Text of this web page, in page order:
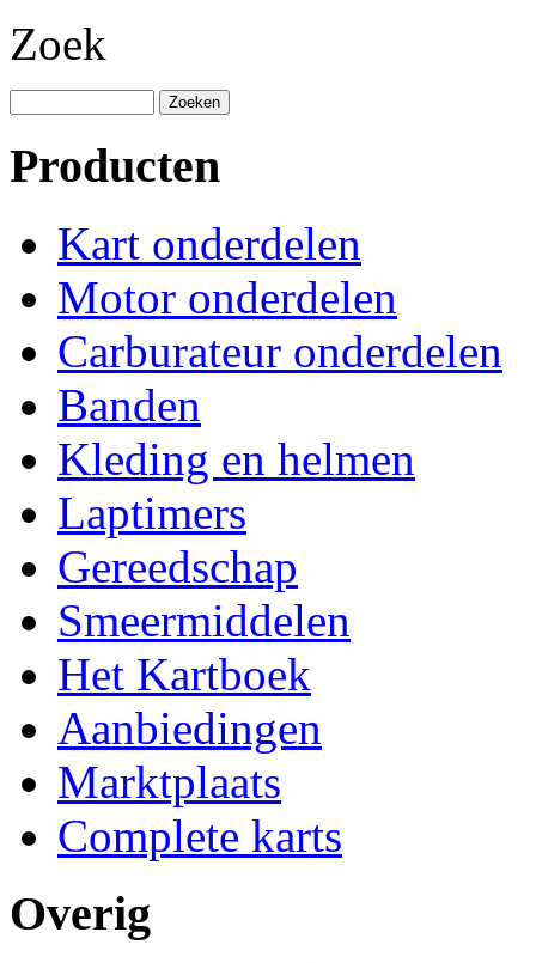
Zoek
Producten
Kart onderdelen
Motor onderdelen
Carburateur onderdelen
Banden
Kleding en helmen
Laptimers
Gereedschap
Smeermiddelen
Het Kartboek
Aanbiedingen
Marktplaats
Complete karts
Overig